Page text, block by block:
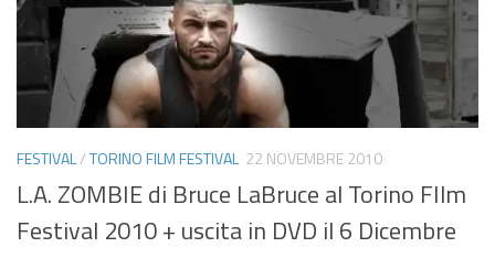
FESTIVAL/TORINO FILM FESTIVAL 22 NOVEMBRE 2010
L.A. ZOMBIE di Bruce LaBruce al Torino FIlm
Festival 2010 + uscita in DVD il 6 Dicembre